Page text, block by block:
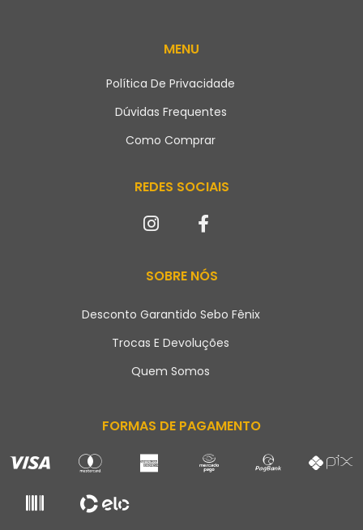
MENU
Política De Privacidade
Dúvidas Frequentes
Como Comprar
REDES SOCIAIS
SOBRE NÓS
Desconto Garantido Sebo Fênix
Trocas E Devoluções
Quem Somos
FORMAS DE PAGAMENTO